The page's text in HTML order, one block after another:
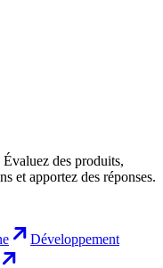
des produits,
et apportez des réponses.
Développement